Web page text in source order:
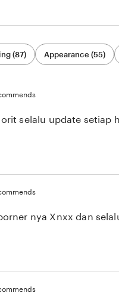
(87) Appearance (55)
selalu update setiap
nya Xnxx dan